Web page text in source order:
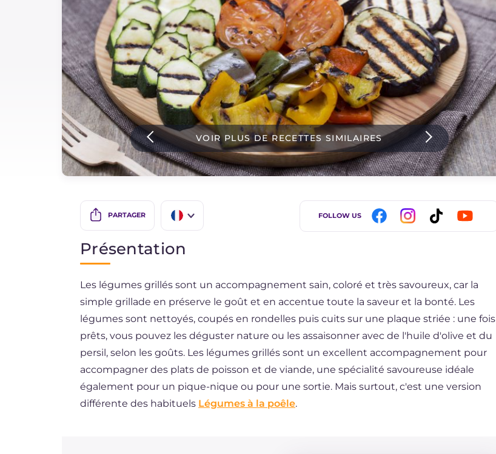
Dernieres recettes
IT Website
Instagram
YouTube
VOIR PLUS DE RECETTES SIMILAIRES
PARTAGER
ES
BR
NL
FOLLOW US
Présentation
Les légumes grillés sont un accompagnement sain, coloré et très savoureux, car la
simple grillade en préserve le goût et en accentue toute la saveur et la bonté. Les
légumes sont nettoyés, coupés en rondelles puis cuits sur une plaque striée : une fois
prêts, vous pouvez les déguster nature ou les assaisonner avec de l'huile d'olive et du
persil, selon les goûts. Les légumes grillés sont un excellent accompagnement pour
accompagner des plats de poisson et de viande, une spécialité savoureuse idéale
également pour un pique-nique ou pour une sortie. Mais surtout, c'est une version
différente des habituels Légumes à la poêle.